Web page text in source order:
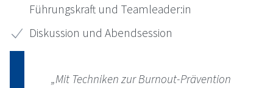
Führungskraft und Teamleader:in
Diskussion und Abendsession
„Mit Techniken zur Burnout-Prävention